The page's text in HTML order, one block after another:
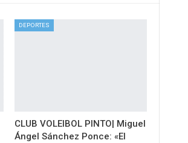
DEPORTES
CLUB VOLEIBOL PINTO| Miguel
Ángel Sánchez Ponce: «El